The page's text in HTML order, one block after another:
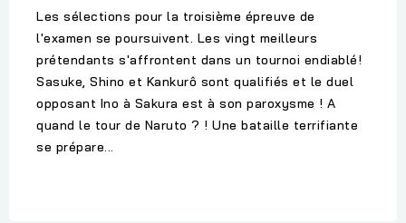
Les sélections pour la troisième épreuve de
l'examen se poursuivent. Les vingt meilleurs
prétendants s'affrontent dans un tournoi endiablé!
Sasuke, Shino et Kankurô sont qualifiés et le duel
opposant Ino à Sakura est à son paroxysme ! A
quand le tour de Naruto ? ! Une bataille terrifiante
se prépare...